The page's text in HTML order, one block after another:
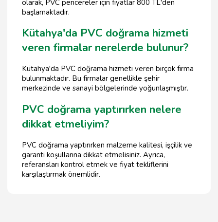
olarak, PVC pencereler için fiyatlar 800 TL'den
başlamaktadır.
Kütahya'da PVC doğrama hizmeti
veren firmalar nerelerde bulunur?
Kütahya'da PVC doğrama hizmeti veren birçok firma
bulunmaktadır. Bu firmalar genellikle şehir
merkezinde ve sanayi bölgelerinde yoğunlaşmıştır.
PVC doğrama yaptırırken nelere
dikkat etmeliyim?
PVC doğrama yaptırırken malzeme kalitesi, işçilik ve
garanti koşullarına dikkat etmelisiniz. Ayrıca,
referansları kontrol etmek ve fiyat tekliflerini
karşılaştırmak önemlidir.